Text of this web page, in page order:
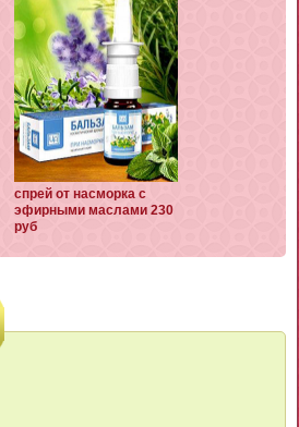
спрей от насморка с
эфирными маслами 230
руб